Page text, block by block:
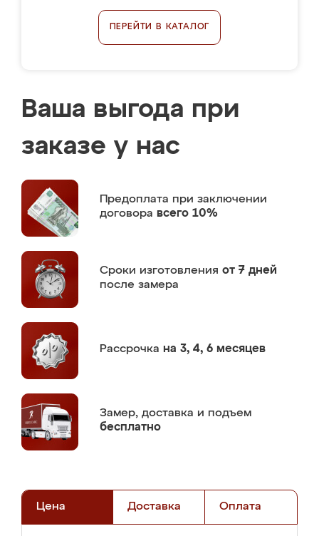
ПЕРЕЙТИ В КАТАЛОГ
Ваша выгода при
заказе у нас
Предоплата при заключении
договора всего 10%
Сроки изготовления от 7 дней
после замера
Рассрочка на 3, 4, 6 месяцев
Замер, доставка и подъем
бесплатно
Цена Доставка Оплата